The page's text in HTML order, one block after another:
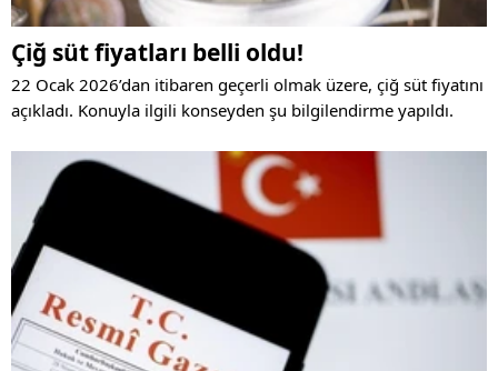
Çiğ süt fiyatları belli oldu!
22 Ocak 2026’dan itibaren geçerli olmak üzere, çiğ süt fiyatını
açıkladı. Konuyla ilgili konseyden şu bilgilendirme yapıldı.